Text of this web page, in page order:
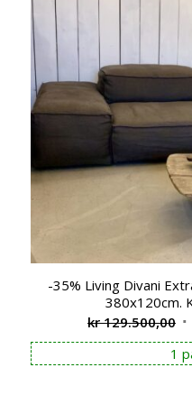
-35% Living Divani
380x120cm.
kr129.500,00
1